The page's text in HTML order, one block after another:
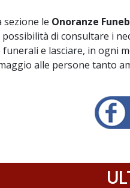
sezione le Onoranze
di consultare i
funerali e lasciare, in ogni
alle persone tanto